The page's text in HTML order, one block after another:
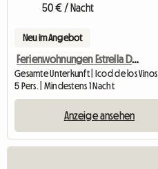
50 € / Nacht
Neu im Angebot
Ferienwohnungen Estrella Del Norte Icod De Los Vinos
Gesamte Unterkunft | Icod de los Vinos
5 Pers. | Mindestens 1 Nacht
Anzeige ansehen